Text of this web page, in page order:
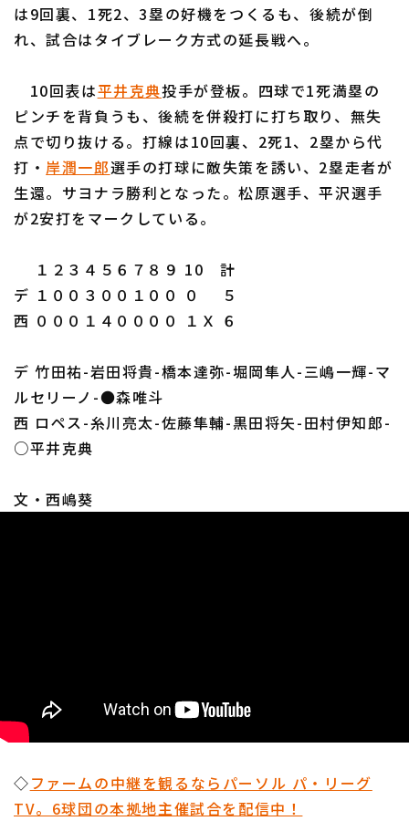
特定商取引法の表示 アルバイト募集
は9回裏、1死2、3塁の好機をつくるも、後続が倒
れ、試合はタイブレーク方式の延長戦へ。
10回表は平井克典投手が登板。四球で1死満塁の
ピンチを背負うも、後続を併殺打に打ち取り、無失
点で切り抜ける。打線は10回裏、2死1、2塁から代
打・岸潤一郎選手の打球に敵失策を誘い、2塁走者が
生還。サヨナラ勝利となった。松原選手、平沢選手
が2安打をマークしている。
１２３４５６７８９ 10 計
デ １００３００１００ ０ ５
西 ０００１４００００ １Ｘ ６
デ 竹田祐-岩田将貴-橋本達弥-堀岡隼人-三嶋一輝-マ
ルセリーノ-●森唯斗
西 ロペス-糸川亮太-佐藤隼輔-黒田将矢-田村伊知郎-
○平井克典
文・西嶋葵
◇ファームの中継を観るならパーソル パ・リーグ
TV。6球団の本拠地主催試合を配信中！